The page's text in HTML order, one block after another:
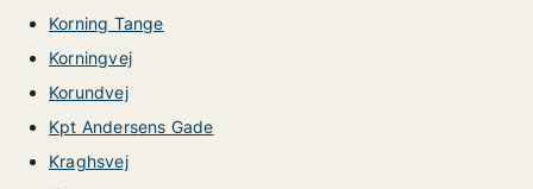
Korning Tange
Korningvej
Korundvej
Kpt Andersens Gade
Kraghsvej